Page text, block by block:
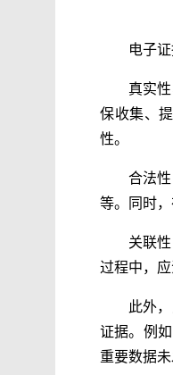
电子
真实
保收集、
性。
合法
等。同时
关联
过程中，
此外
证据。例
重要数据